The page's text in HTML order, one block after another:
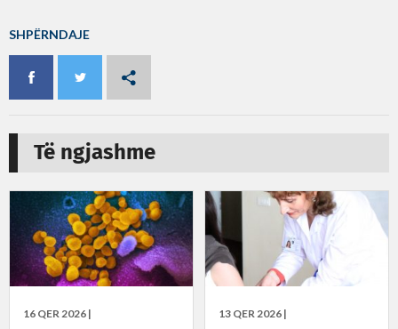
SHPËRNDAJE
Të ngjashme
16 QER 2026 | 13 QER 2026 |